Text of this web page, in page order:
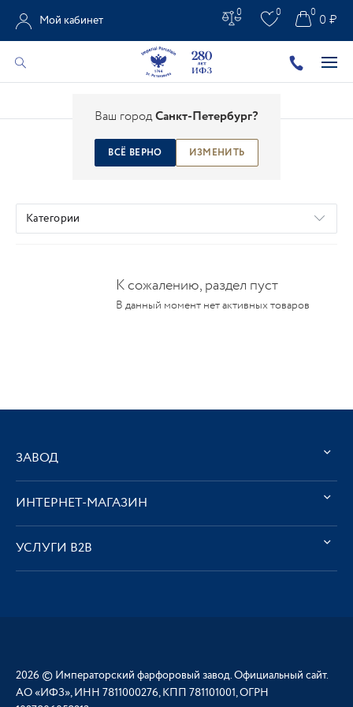
Ваш городСанкт-Петербург?
ВСЁ ВЕРНО ИЗМЕНИТЬ
Мой кабинет
0 0 0 ₽
0
АРОМАТЫ
Категории
К сожалению, раздел пуст
В данный момент нет активных товаров
ЗАВОД
ИНТЕРНЕТ-МАГАЗИН
УСЛУГИ В2В
2026 © Императорский фарфоровый завод. Официальный сайт.
АО «ИФЗ», ИНН 7811000276, КПП 781101001, ОГРН